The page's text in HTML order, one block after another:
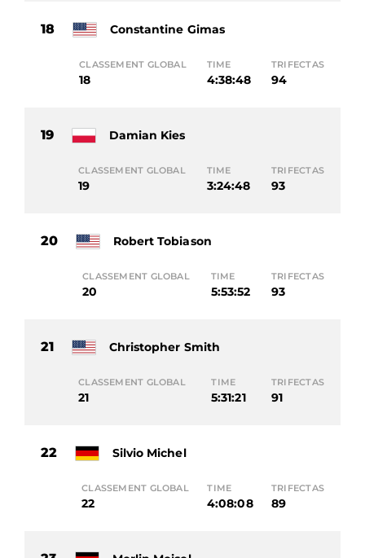
18 Constantine Gimas
CLASSEMENT GLOBAL
18
TIME
4:38:48
TRIFECTAS
94
19 Damian Kies
CLASSEMENT GLOBAL
19
TIME
3:24:48
TRIFECTAS
93
20 Robert Tobiason
CLASSEMENT GLOBAL
20
TIME
5:53:52
TRIFECTAS
93
21 Christopher Smith
CLASSEMENT GLOBAL
21
TIME
5:31:21
TRIFECTAS
91
22 Silvio Michel
CLASSEMENT GLOBAL
22
TIME
4:08:08
TRIFECTAS
89